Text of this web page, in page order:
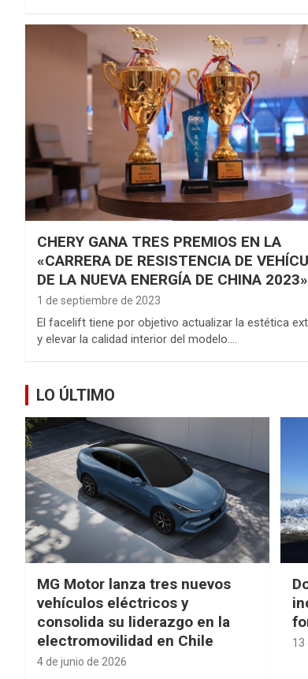
CHERY GANA TRES PREMIOS EN LA
«CARRERA DE RESISTENCIA DE
DE LA NUEVA ENERGÍA DE CHINA 2023»
1 de septiembre de 2023
El facelift tiene por objetivo actualizar la estética
y elevar la calidad interior del modelo.…
LO ÚLTIMO
MG Motor lanza tres nuevos
vehículos eléctricos y
consolida su liderazgo en la
electromovilidad en Chile
4 de junio de 2026
13